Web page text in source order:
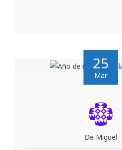
25
Mar
De Miguel